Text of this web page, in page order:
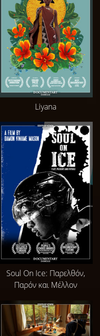
Liyana
Soul On Ice: Παρελθόν,
Παρόν και Μέλλον